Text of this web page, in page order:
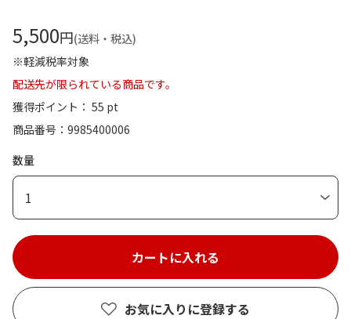
5,500円(送料・税込)
※軽減税率対象
配送先が限られている商品です。
獲得ポイント： 55 pt
商品番号
9985400006
数量
1
お気に入りに登録する